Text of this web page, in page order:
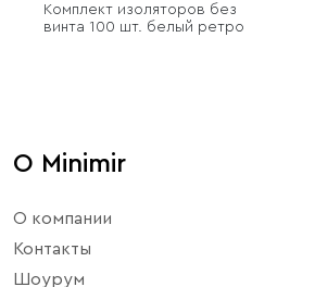
Комплект изоляторов без
винта 100 шт. белый ретро
О Minimir
О компании
Контакты
Шоурум